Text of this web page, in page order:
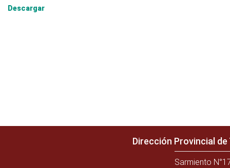
Descargar
Dirección Provincial
Sarmiento